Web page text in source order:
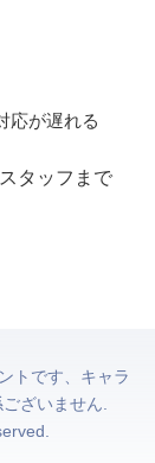
応が遅れる
タッフまで
トです、キャラ
ざいません.